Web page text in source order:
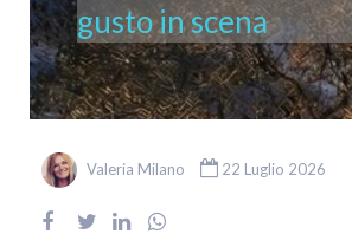
gusto in scena
Valeria Milano 22 Luglio 2026